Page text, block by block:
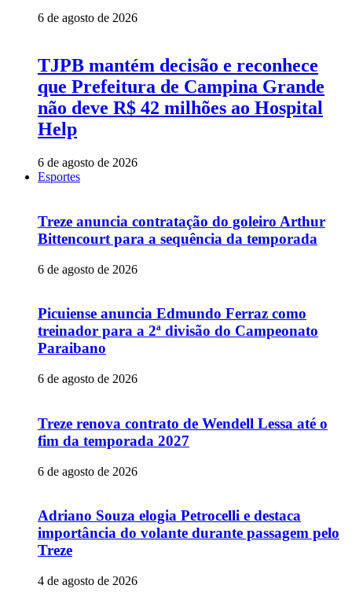
6 de agosto de 2026
TJPB mantém decisão e reconhece
que Prefeitura de Campina Grande
não deve R$ 42 milhões ao Hospital
Help
6 de agosto de 2026
Esportes
Treze anuncia contratação do goleiro Arthur
Bittencourt para a sequência da temporada
6 de agosto de 2026
Picuiense anuncia Edmundo Ferraz como
treinador para a 2ª divisão do Campeonato
Paraibano
6 de agosto de 2026
Treze renova contrato de Wendell Lessa até o
fim da temporada 2027
6 de agosto de 2026
Adriano Souza elogia Petrocelli e destaca
importância do volante durante passagem pelo
Treze
4 de agosto de 2026